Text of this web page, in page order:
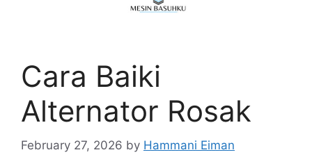
Cara Baiki
Alternator Rosak
February 27, 2026 by Hammani Eiman